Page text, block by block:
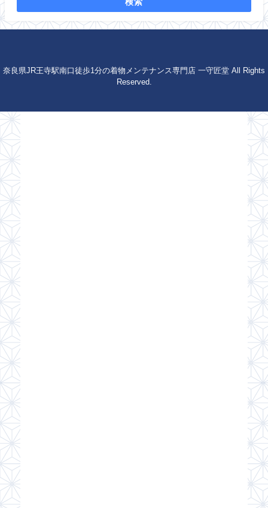
検索
奈良県JR王寺駅南口徒歩1分の着物メンテナンス専門店 一守匠堂 All Rights
Reserved.